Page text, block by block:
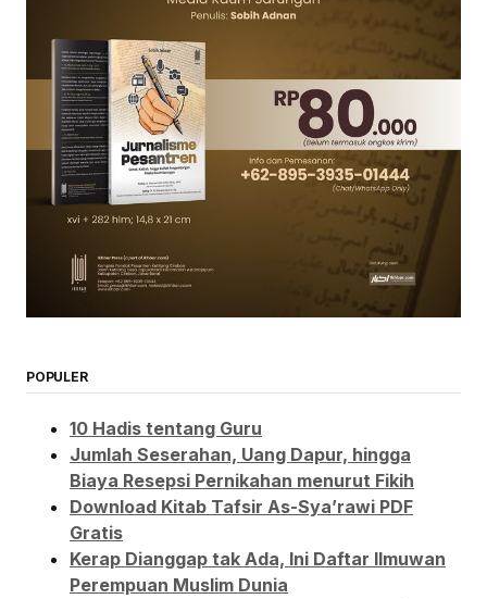
POPULER
10 Hadis tentang Guru
Jumlah Seserahan, Uang Dapur, hingga
Biaya Resepsi Pernikahan menurut Fikih
Download Kitab Tafsir As-Sya’rawi PDF
Gratis
Kerap Dianggap tak Ada, Ini Daftar Ilmuwan
Perempuan Muslim Dunia